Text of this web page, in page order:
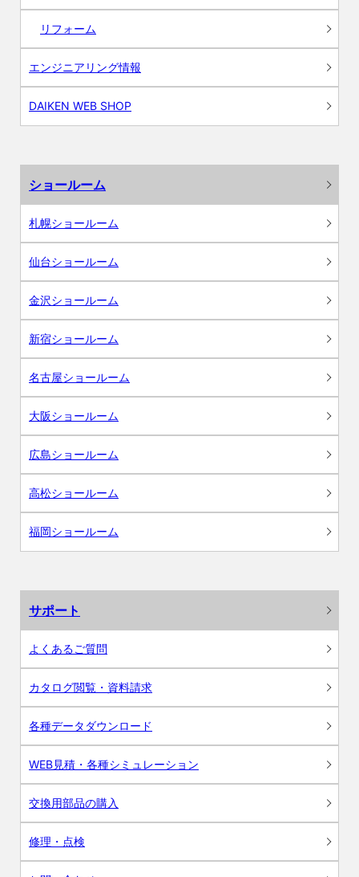
リフォーム
エンジニアリング情報
DAIKEN WEB SHOP
ショールーム
札幌ショールーム
仙台ショールーム
金沢ショールーム
新宿ショールーム
名古屋ショールーム
大阪ショールーム
広島ショールーム
高松ショールーム
福岡ショールーム
サポート
よくあるご質問
カタログ閲覧・資料請求
各種データダウンロード
WEB見積・各種シミュレーション
交換用部品の購入
修理・点検